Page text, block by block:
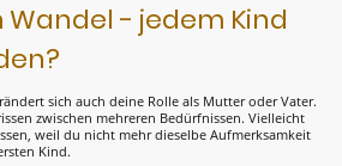
Wandel - jedem Kind
sich auch deine Rolle als Mutter oder Vater.
zwischen mehreren Bedürfnissen. Vielleicht
weil du nicht mehr dieselbe Aufmerksamkeit
Kind.